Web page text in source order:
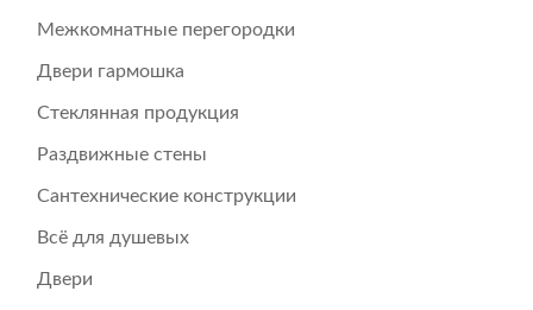
Межкомнатные перегородки
Двери гармошка
Стеклянная продукция
Раздвижные стены
Сантехнические конструкции
Всё для душевых
Двери